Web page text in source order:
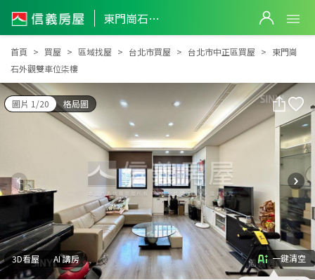
東門崗石外觀雙車位柒樓
東門崗石外觀雙車位柒樓
首頁 買屋 區域找屋 台北市買屋 台北市中正區買屋
東門崗
石外觀雙車位柒樓
圖片 1/20 格局圖
3D看屋 AI 講房 一鍵清空